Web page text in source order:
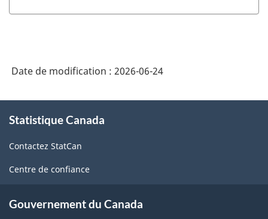
Date de modification : 2026-06-24
propos
ce
site
Statistique Canada
Contactez StatCan
Centre de confiance
Gouvernement du Canada